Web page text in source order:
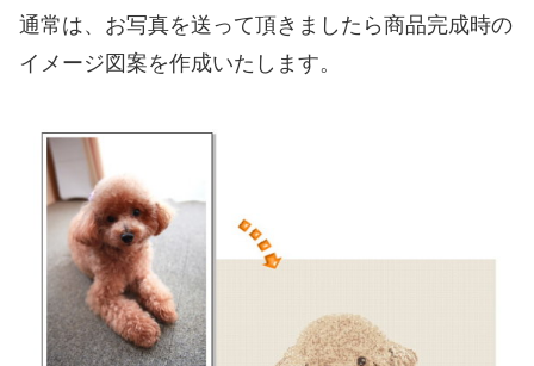
通常は、お写真を送って頂きましたら商品完成時の
イメージ図案を作成いたします。